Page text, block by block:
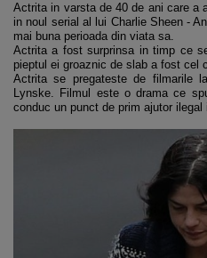
Actrita in varsta de 40 de ani care a
in noul serial al lui Charlie Sheen -
mai buna perioada din viata sa.
Actrita a fost surprinsa in timp ce
pieptul ei groaznic de slab a fost cel
Actrita se pregateste de filmarile la
Lynske. Filmul este o drama ce
conduc un punct de prim ajutor